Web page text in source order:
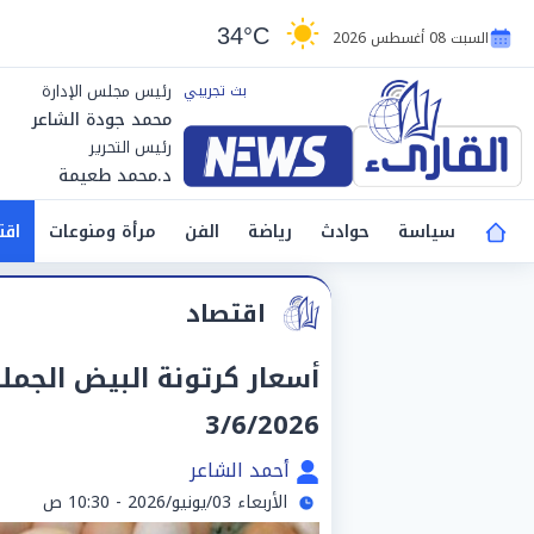
السبت 08 أغسطس 2026 34°C
رئيس مجلس الإدارة
محمد جودة الشاعر
رئيس التحرير
د.محمد طعيمة
سياسة
حوادث رياضة الفن مرأة ومنوعات
اقتصاد
أسعار كرتونة البيض
3/6/2026
أحمد الشاعر
الأربعاء 03/يونيو/2026 - 10:30 ص